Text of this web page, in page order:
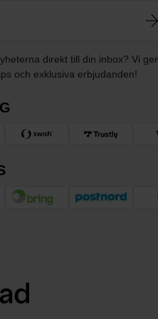
direkt till din inbox? Vi ger
och exklusiva erbjudanden!